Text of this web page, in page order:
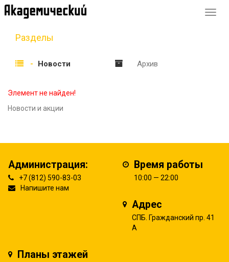
Разделы
Новости Архив
Элемент не найден!
Новости и акции
Администрация:
+7 (812) 590-83-03
Напишите нам
Время работы
10:00 — 22:00
Адрес
СПБ. Гражданский пр. 41
А
Планы этажей